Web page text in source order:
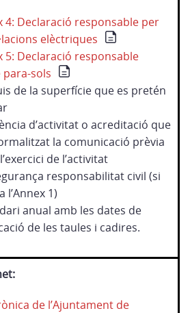
4: Declaració responsable per
elèctriques
5: Declaració responsable
para-sols
de la superfície que es pretén
d’activitat o acreditació que
la comunicació prèvia
de l’activitat
responsabilitat civil (si
l’Annex 1)
anual amb les dates de
de les taules i cadires.
de l’Ajuntament de